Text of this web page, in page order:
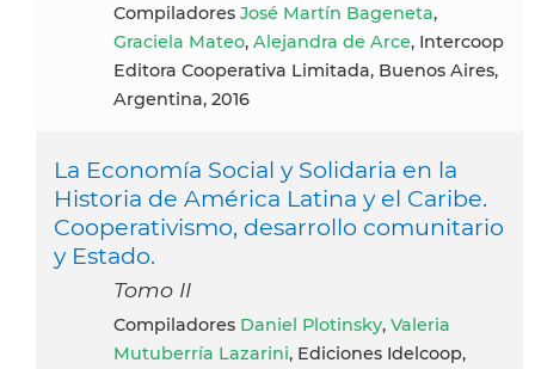
compiladores José Martín Bageneta,
Graciela Mateo, Alejandra de Arce, Intercoop
Editora Cooperativa Limitada, Buenos Aires,
Argentina, 2016
La Economía Social y Solidaria en la
Historia de América Latina y el Caribe.
Cooperativismo, desarrollo comunitario
y Estado.
Tomo II
Compiladores Daniel Plotinsky, Valeria
Mutuberría Lazarini, Ediciones Idelcoop,